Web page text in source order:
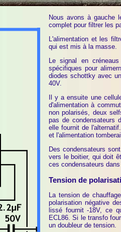
Nous avons à gauche
complet pour filtrer les
L'alimentation et les
qui est mis à la masse.
Le signal en
spécifiques pour
diodes schottky avec
40V.
Il y a ensuite une
d'alimentation à
non polarisés, deux
pas de condensateurs
elle fournit de
et l'alimentation
Des condensateurs
vers le boitier, qui doit
ces condensateurs
Tension de
La tension de
polarisation négative
lissé fournit -18V, ce
ECL86. Si le transfo
un doubleur de tension.